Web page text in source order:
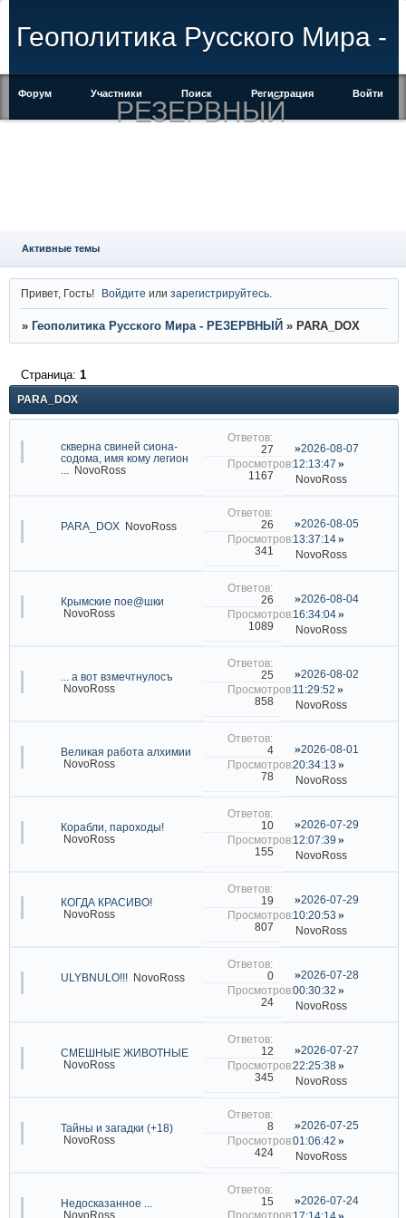
Геополитика Русского Мира -
РЕЗЕРВНЫЙ
Форум Участники Поиск Регистрация Войти
Активные темы
Привет, Гость! Войдите илизарегистрируйтесь
» Геополитика Русского Мира - РЕЗЕРВНЫЙ » PARA_DOX
PARA_DOX
Страница: 1
скверна свиней сиона-
содома, имя кому легион
NovoRoss
27
1167
2026-08-07
12:13:47
NovoRoss
PARA_DOX NovoRoss 26
341
2026-08-05
13:37:14
NovoRoss
Крымские пое@шки
NovoRoss
26
1089
2026-08-04
16:34:04
NovoRoss
... а вот взмечтнулосъ
NovoRoss
25
858
2026-08-02
11:29:52
NovoRoss
Великая работа алхимии
NovoRoss
4
78
2026-08-01
20:34:13
NovoRoss
Корабли, пароходы!
NovoRoss
10
155
2026-07-29
12:07:39
NovoRoss
КОГДА КРАСИВО!
NovoRoss
19
807
2026-07-29
10:20:53
NovoRoss
ULYBNULO!!! NovoRoss 0
24
2026-07-28
00:30:32
NovoRoss
СМЕШНЫЕ ЖИВОТНЫЕ
NovoRoss
12
345
2026-07-27
22:25:38
NovoRoss
Тайны и загадки (+18)
NovoRoss
8
424
2026-07-25
01:06:42
NovoRoss
Hедосказанное ...
NovoRoss
15
2026-07-24